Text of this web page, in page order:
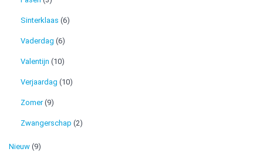
Sinterklaas (6)
Vaderdag (6)
Valentijn (10)
Verjaardag (10)
Zomer(9)
Zwangerschap (2)
Nieuw (9)